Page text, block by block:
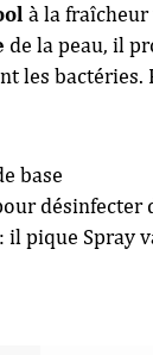
à la
de la peau, il
les
base
désinfecter
il pique Spray